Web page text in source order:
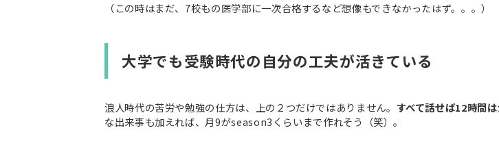
（この時はまだ、7校もの医学部に一次合格するなど想像もできなかったはず。。。）
大学でも受験時代の自分の工夫が活きている
浪人時代の苦労や勉強の仕方は、上の２つだけではありません。 すべて話せば12時間
な出来事も加えれば、月9がseason3くらいまで作れそう（笑）。